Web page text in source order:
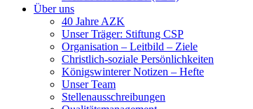
Über uns
40 Jahre AZK
Unser Träger: Stiftung CSP
Organisation – Leitbild – Ziele
Christlich-soziale Persönlichkeiten
Königswinterer Notizen – Hefte
Unser Team
Stellenausschreibungen